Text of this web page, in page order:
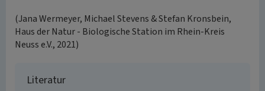
(Jana Wermeyer, Michael Stevens & Stefan Kronsbein,
Haus der Natur - Biologische Station im Rhein-Kreis
Neuss e.V., 2021)
Literatur